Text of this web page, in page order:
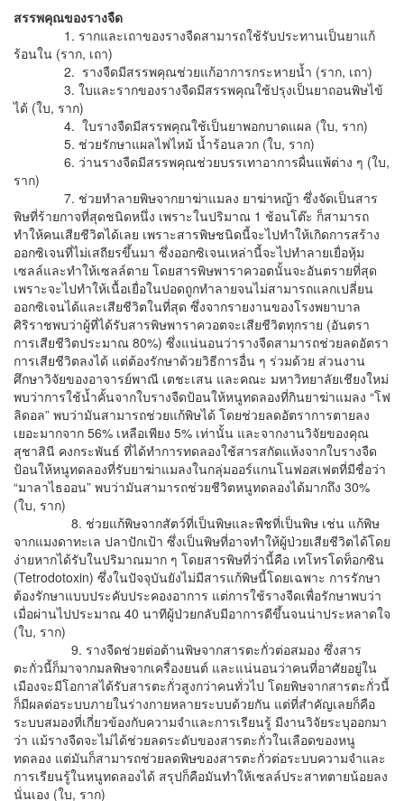
สรรพคุณของรางจืด
1. รากและเถาของรางจืดสามารถใช้รับประทานเป็นยาแก้
ร้อนใน (ราก, เถา)
2. รางจืดมีสรรพคุณช่วยแก้อาการกระหายน้ำ (ราก, เถา)
3. ใบและรากของรางจืดมีสรรพคุณใช้ปรุงเป็นยาถอนพิษไข้
ได้ (ใบ, ราก)
4. ใบรางจืดมีสรรพคุณใช้เป็นยาพอกบาดแผล (ใบ, ราก)
5. ช่วยรักษาแผลไฟไหม้ น้ำร้อนลวก (ใบ, ราก)
6. ว่านรางจืดมีสรรพคุณช่วยบรรเทาอาการผื่นแพ้ต่าง ๆ (ใบ,
ราก)
7. ช่วยทำลายพิษจากยาฆ่าแมลง ยาฆ่าหญ้า ซึ่งจัดเป็นสาร
พิษที่ร้ายกาจที่สุดชนิดหนึ่ง เพราะในปริมาณ 1 ช้อนโต๊ะ ก็สามารถ
ทำให้คนเสียชีวิตได้เลย เพราะสารพิษชนิดนี้จะไปทำให้เกิดการสร้าง
ออกซิเจนที่ไม่เสถียรขึ้นมา ซึ่งออกซิเจนเหล่านี้จะไปทำลายเยื่อหุ้ม
เซลล์และทำให้เซลล์ตาย โดยสารพิษพาราควอตนั้นจะอันตรายที่สุด
เพราะจะไปทำให้เนื้อเยื่อในปอดถูกทำลายจนไม่สามารถแลกเปลี่ยน
ออกซิเจนได้และเสียชีวิตในที่สุด ซึ่งจากรายงานของโรงพยาบาล
ศิริราชพบว่าผู้ที่ได้รับสารพิษพาราควอตจะเสียชีวิตทุกราย (อันตรา
การเสียชีวิตประมาณ 80%) ซึ่งแน่นอนว่ารางจืดสามารถช่วยลดอัตรา
การเสียชีวิตลงได้ แต่ต้องรักษาด้วยวิธีการอื่น ๆ ร่วมด้วย ส่วนงาน
ศึกษาวิจัยของอาจารย์พาณี เตชะเสน และคณะ มหาวิทยาลัยเชียงใหม่
พบว่าการใช้น้ำคั้นจากใบรางจืดป้อนให้หนูทดลองที่กินยาฆ่าแมลง “โฟ
ลิดอล” พบว่ามันสามารถช่วยแก้พิษได้ โดยช่วยลดอัตราการตายลง
เยอะมากจาก 56% เหลือเพียง 5% เท่านั้น และจากงานวิจัยของคุณ
สุชาสินี คงกระพันธ์ ที่ได้ทำการทดลองใช้สารสกัดแห้งจากใบรางจืด
ป้อนให้หนูทดลองที่รับยาฆ่าแมลงในกลุ่มออร์แกนโนฟอสเฟตที่มีชื่อว่า
“มาลาไธออน” พบว่ามันสามารถช่วยชีวิตหนูทดลองได้มากถึง 30%
(ใบ, ราก)
8. ช่วยแก้พิษจากสัตว์ที่เป็นพิษและพืชที่เป็นพิษ เช่น แก้พิษ
จากแมงดาทะเล ปลาปักเป้า ซึ่งเป็นพิษที่อาจทำให้ผู้ป่วยเสียชีวิตได้โดย
ง่ายหากได้รับในปริมาณมาก ๆ โดยสารพิษที่ว่านี้คือ เทโทรโดท็อกซิน
(Tetrodotoxin) ซึ่งในปัจจุบันยังไม่มีสารแก้พิษนี้โดยเฉพาะ การรักษา
ต้องรักษาแบบประคับประคองอาการ แต่การใช้รางจืดเพื่อรักษาพบว่า
เมื่อผ่านไปประมาณ 40 นาทีผู้ป่วยกลับมีอาการดีขึ้นจนน่าประหลาดใจ
(ใบ, ราก)
9. รางจืดช่วยต่อต้านพิษจากสารตะกั่วต่อสมอง ซึ่งสาร
ตะกั่วนี้ก็มาจากมลพิษจากเครื่องยนต์ และแน่นอนว่าคนที่อาศัยอยู่ใน
เมืองจะมีโอกาสได้รับสารตะกั่วสูงกว่าคนทั่วไป โดยพิษจากสารตะกั่วนี้
ก็มีผลต่อระบบภายในร่างกายหลายระบบด้วยกัน แต่ที่สำคัญเลยก็คือ
ระบบสมองที่เกี่ยวข้องกับความจำและการเรียนรู้ มีงานวิจัยระบุออกมา
ว่า แม้รางจืดจะไม่ได้ช่วยลดระดับของสารตะกั่วในเลือดของหนู
ทดลอง แต่มันก็สามารถช่วยลดพิษของสารตะกั่วต่อระบบความจำและ
การเรียนรู้ในหนูทดลองได้ สรุปก็คือมันทำให้เซลล์ประสาทตายน้อยลง
นั่นเอง (ใบ, ราก)